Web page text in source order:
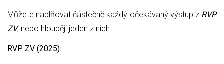
Můžete naplňovat částečně každý očekávaný výstup z RVP
ZV, nebo hlouběji jeden z nich:
RVP ZV (2025):